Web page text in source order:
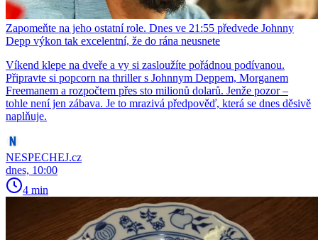
Zapomeňte na jeho ostatní role. Dnes ve 21:55 předvede Johnny
Depp výkon tak excelentní, že do rána neusnete
Víkend klepe na dveře a vy si zasloužíte pořádnou podívanou.
Připravte si popcorn na thriller s Johnnym Deppem, Morganem
Freemanem a rozpočtem přes sto milionů dolarů. Jenže pozor –
tohle není jen zábava. Je to mrazivá předpověď, která se dnes děsivě
naplňuje.
NESPECHEJ.cz
dnes, 10:00
4 min